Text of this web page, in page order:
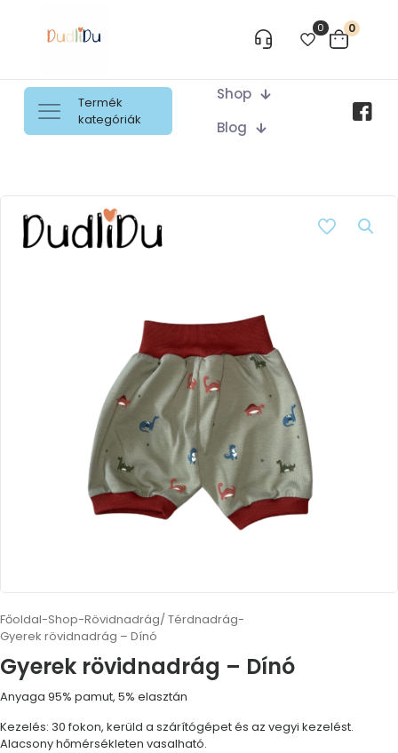
0 0
Termék
kategóriák
Shop
Blog
Főoldal-Shop-Rövidnadrág/ Térdnadrág-
Gyerek rövidnadrág – Dínó
Gyerek rövidnadrág – Dínó
Anyaga 95% pamut, 5% elasztán
Kezelés: 30 fokon, kerüld a szárítógépet és az vegyi kezelést.
Alacsony hőmérsékleten vasalható.